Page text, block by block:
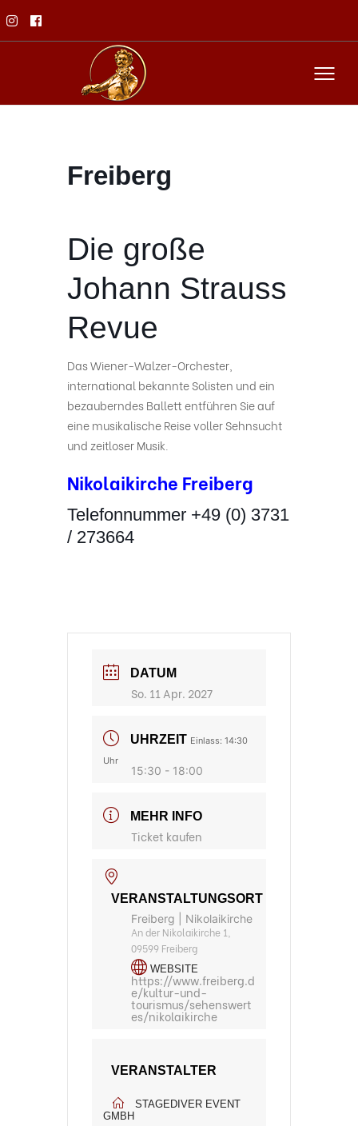
Freiberg
Die große
Johann Strauss
Revue
Das Wiener-Walzer-Orchester,
international bekannte Solisten und ein
bezauberndes Ballett entführen Sie auf
eine musikalische Reise voller Sehnsucht
und zeitloser Musik.
Nikolaikirche Freiberg
Telefonnummer +49 (0) 3731
/ 273664
DATUM
So. 11 Apr. 2027
UHRZEIT Einlass: 14:30
Uhr
15:30 - 18:00
MEHR INFO
Ticket kaufen
VERANSTALTUNGSORT
Freiberg | Nikolaikirche
An der Nikolaikirche 1,
09599 Freiberg
WEBSITE
https://www.freiberg.d
e/kultur-und-
tourismus/sehenswert
es/nikolaikirche
VERANSTALTER
STAGEDIVER EVENT
GMBH